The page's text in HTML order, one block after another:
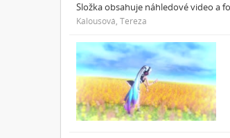
Složka obsahuje náhledové video a
Kalousová, Tereza